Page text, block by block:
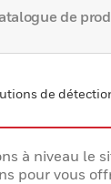
de
de
à niveau le
pour vous